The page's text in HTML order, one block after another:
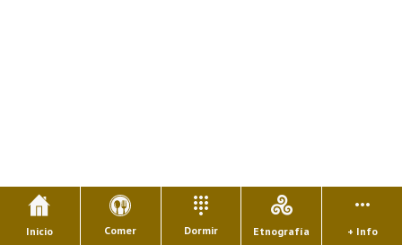
Inicio Comer Dormir Etnografía + Info